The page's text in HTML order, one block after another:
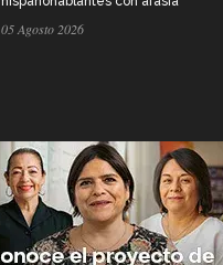
05 Agosto 2026